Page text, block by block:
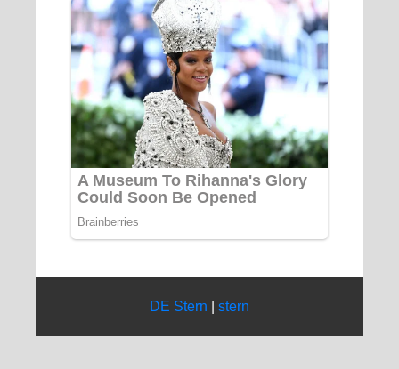
DE Stern stern